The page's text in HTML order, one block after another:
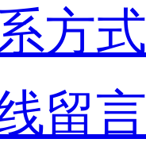
方式
留言